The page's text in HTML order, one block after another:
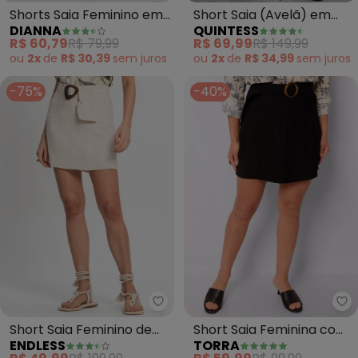
Shorts Saia Feminino em
Tecido Linho (Marrom)
DIANNA
R$ 60,79R$ 79,99
ou 2x de R$ 30,39 sem juros
Short Saia (Avelã) em
Alfaiataria
QUINTESS
R$ 69,99R$ 149,99
ou 2x de R$ 34,99 sem juros
-75%
Endless - Short Saia Feminino
Short Saia Feminino de
Linho Strong (Bege)
ENDLESS
-40%
Short Saia Feminina com
Cinto (Preto)
TORRA